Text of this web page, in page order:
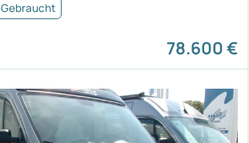
Gebraucht
78.600 €